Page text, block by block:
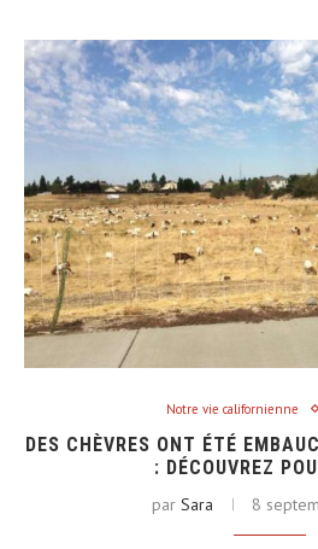
Notre vie californienne
DES CHÈVRES ONT ÉTÉ
: DÉCOUVREZ
par Sara 8